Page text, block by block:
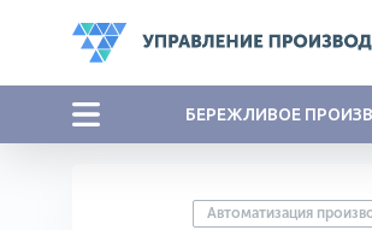
БЕРЕЖЛИВОЕ
Автоматизация